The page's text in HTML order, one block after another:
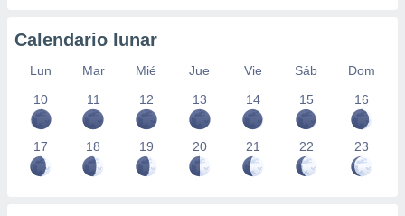
Calendario lunar
Lun Mar Mié Jue Vie Sáb
Dom
10
11 12 13 14 15 16
17 18 19 20 21 22 23